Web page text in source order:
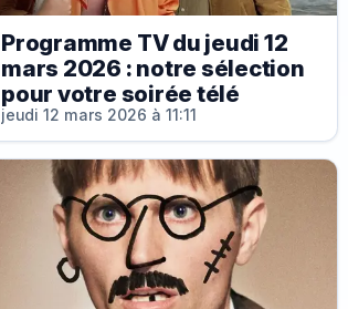
Programme TV du jeudi 12
mars 2026 : notre sélection
pour votre soirée télé
jeudi 12 mars 2026 à 11:11